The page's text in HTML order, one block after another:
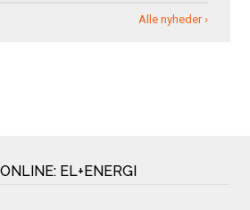
Alle nyheder ›
EL+ENERGI